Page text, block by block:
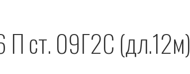
П ст. 09Г2С (дл.12м)